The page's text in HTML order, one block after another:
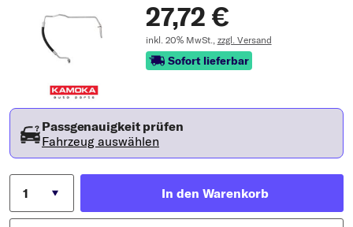
27,72 €
inkl. 20% MwSt., zzgl. Versand
Sofort lieferbar
Passgenauigkeit prüfen
Fahrzeug auswählen
In den Warenkorb